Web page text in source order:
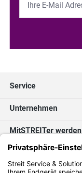
Service
Unternehmen
MitSTREITer werden
Kontakt